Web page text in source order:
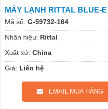
MÁY LẠNH RITTAL BLUE-
Mã số: G-59732-164
Nhãn hiệu: Rittal
Xuất xứ: China
Giá: Liên hệ
EMAIL MUA HÀNG